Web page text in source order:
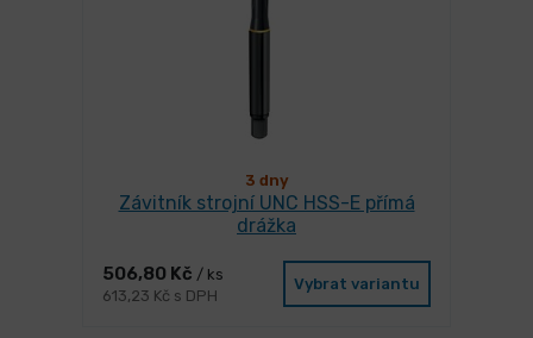
3 dny
Závitník strojní UNC HSS-E přímá
drážka
506,80 Kč / ks
613,23 Kč s DPH
Vybrat variantu